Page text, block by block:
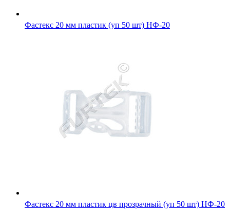
Фастекс 20 мм пластик (уп 50 шт) НФ-20
Фастекс 20 мм пластик цв прозрачный (уп 50 шт) НФ-20